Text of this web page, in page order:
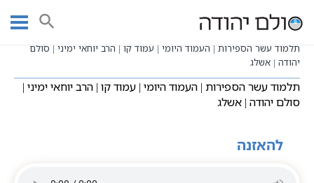
content
עמוד ראשי שיעורי וידאו
בעל הסולם תלמוד עשר הספירות
תלמוד עשר הספירות | העמוד היומי | עמוד קו | הרב יוחאי ימיני | סולם
יהודה | אשלג
תלמוד עשר הספירות | העמוד היומי | עמוד קו | הרב יוחאי ימיני |
סולם יהודה | אשלג
להאזנה